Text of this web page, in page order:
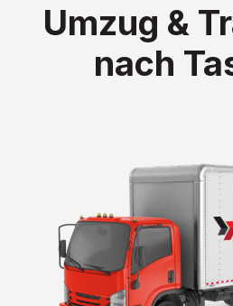
Umzug &
nach